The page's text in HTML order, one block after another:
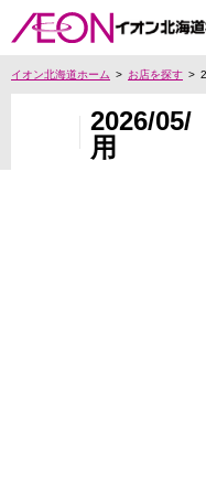
イオン北海道ホーム お店を探す
2026/
用